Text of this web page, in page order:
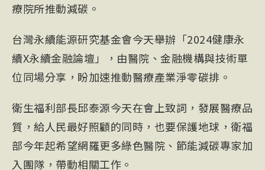
療院所推動減碳。
台灣永續能源研究基金會今天舉辦「2024健康永
續X永續金融論壇」，由醫院、金融機構與技術單
位同場分享，盼加速推動醫療產業淨零碳排。
衛生福利部長邱泰源今天在會上致詞，發展醫療品
質，給人民最好照顧的同時，也要保護地球，衛福
部今年起希望網羅更多綠色醫院、節能減碳專家加
入團隊，帶動相關工作。